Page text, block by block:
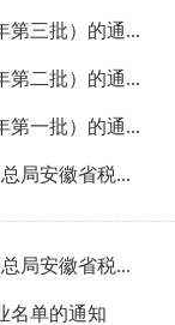
第三批）的通...
第二批）的通...
第一批）的通...
局安徽省税...
局安徽省税...
名单的通知